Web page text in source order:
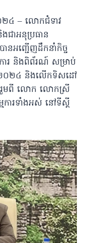
០២៤ – លោកជំទាវ
ជាអនុប្រធាន
នអញ្ជើញដឹកនាំកិច្ច
ការ និងពិព័រណ៍ សម្រាប់
ាំ២០២៤ និងលើកទិសដៅ
រួមពី លោក លោកស្រី
ារទាំងអស់ នៅទីស្ដី